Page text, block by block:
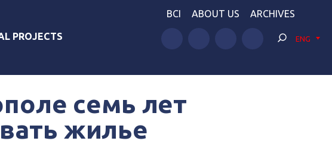
PROJECTS
BCI ABOUT US ARCHIVES
ENG
семь лет
жилье